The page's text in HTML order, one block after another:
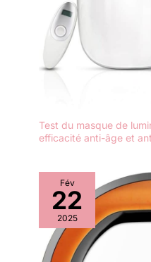
Test du masque de
efficacité anti-âge et
Fév
22
2025